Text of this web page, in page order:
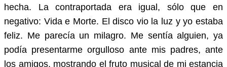
hecha. La contraportada era igual, sólo que en
negativo: Vida e Morte. El disco vio la luz y yo estaba
feliz. Me parecía un milagro. Me sentía alguien, ya
podía presentarme orgulloso ante mis padres, ante
los amigos, mostrando el fruto musical de mi estancia